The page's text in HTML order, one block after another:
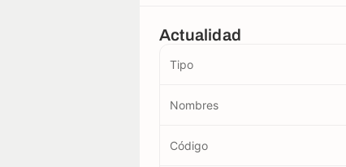
Actualidad
Tipo
Nombres
Código